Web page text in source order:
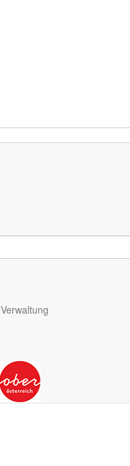
Verwaltung